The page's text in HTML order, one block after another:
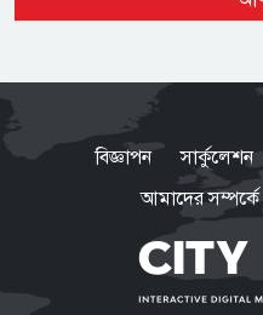
না:
বিজ্ঞাপন সার্কুলেশন
আমাদের সম্পর্কে